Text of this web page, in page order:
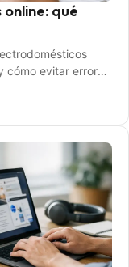
qué
evitar errores